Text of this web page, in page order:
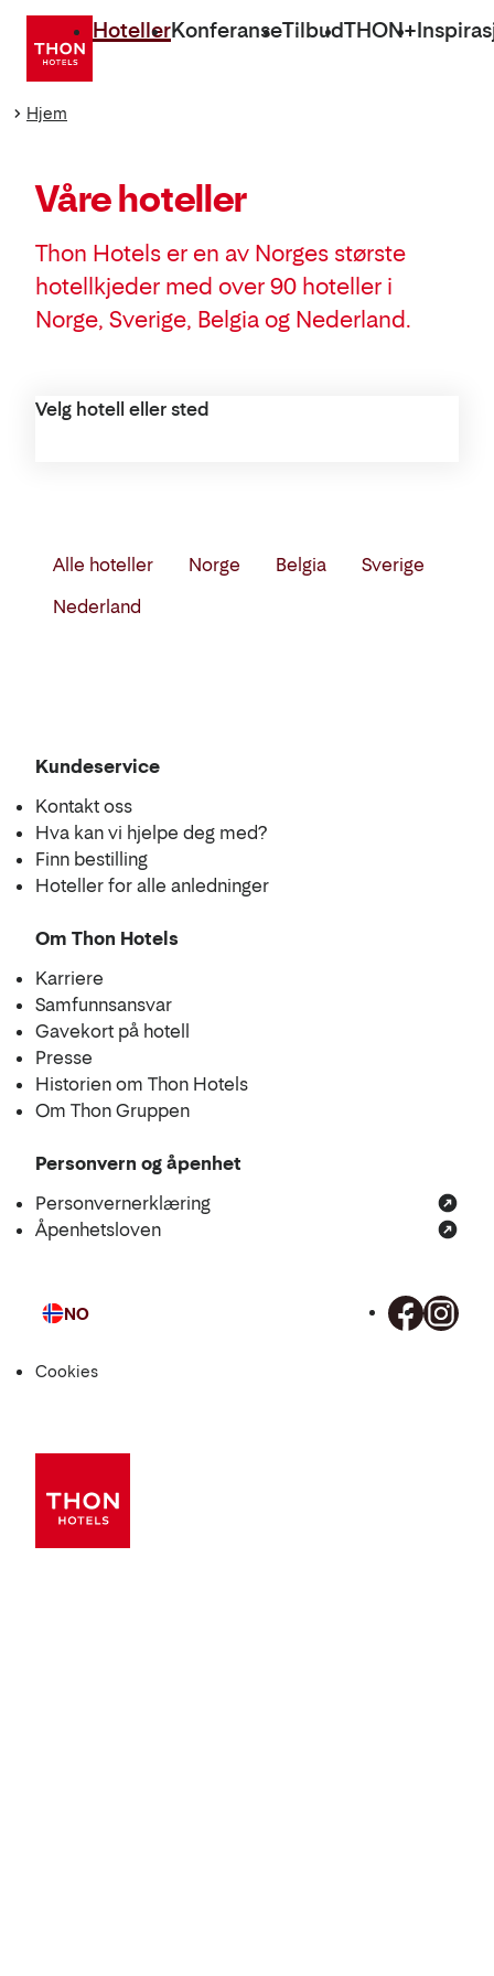
Gå
direkte
HotellerKonferanseTilbudTHON+
Hjem
Våre hoteller
Thon Hotels er en av Norges største
hotellkjeder med over 90 hoteller i
Norge, Sverige, Belgia og Nederland.
Velg hotell eller sted
Liste
Filtrer
på
Alle hoteller Norge Belgia
Sverige
Nederland
Kart
Kundeservice
Kontakt oss
Hva kan vi hjelpe deg med?
Finn bestilling
Hoteller for alle anledninger
Om Thon Hotels
Karriere
Samfunnsansvar
Gavekort på hotell
Presse
Historien om Thon Hotels
Om Thon Gruppen
Personvern og åpenhet
Personvernerklæring
Åpenhetsloven
Språk
NO
Cookies